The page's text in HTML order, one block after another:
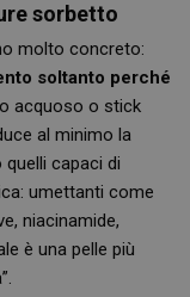
sorbetto
molto concreto:
soltanto perché
acquoso o stick
al minimo la
capaci di
umettanti come
niacinamide,
è una pelle più